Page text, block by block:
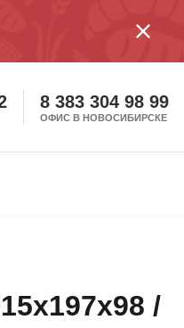
8 383 304 98 99
ОФИС В НОВОСИБИРСКЕ
/